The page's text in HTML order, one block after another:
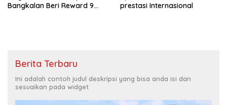
Bangkalan Beri Reward 9
prestasi Internasional
Berita Terbaru
Ini adalah contoh judul deskripsi yang bisa anda isi dan
sesuaikan pada widget